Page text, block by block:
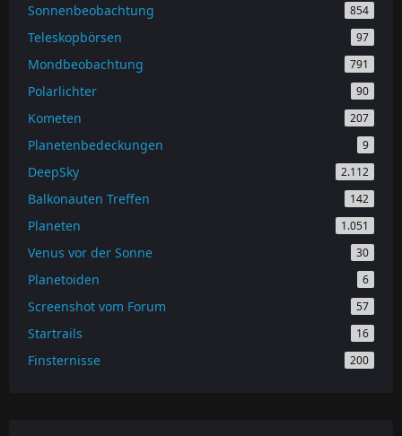
Sonnenbeobachtung 854
Teleskopbörsen 97
Mondbeobachtung 791
Polarlichter 90
Kometen 207
Planetenbedeckungen 9
DeepSky 2.112
Balkonauten Treffen 142
Planeten 1.051
Venus vor der Sonne 30
Planetoiden 6
Screenshot vom Forum 57
Startrails 16
Finsternisse 200